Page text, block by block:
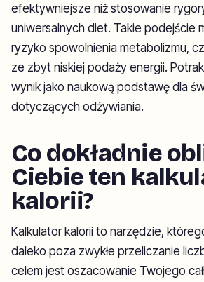
efektywniejsze niż stosowanie
uniwersalnych diet. Takie podejście
ryzyko spowolnienia metabolizmu,
ze zbyt niskiej podaży energii.
wynik jako naukową podstawę dla
dotyczących odżywiania.
Co dokładnie
Ciebie ten
kalorii?
Kalkulator kalorii to narzędzie,
daleko poza zwykłe przeliczanie
celem jest oszacowanie Twojego